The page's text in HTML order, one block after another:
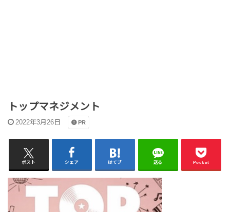
トップマネジメント
2022年3月26日 PR
ポスト シェア はてブ 送る Pocket